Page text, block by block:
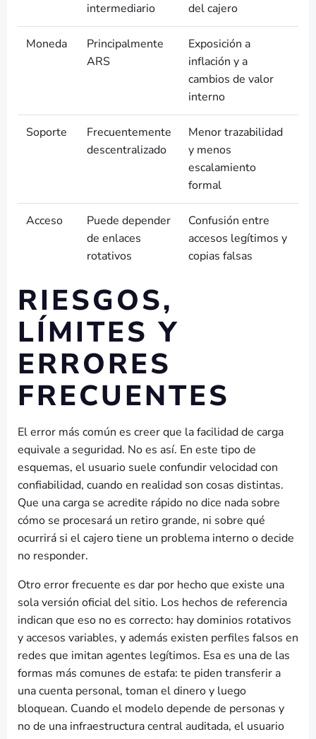
intermediario
del cajero
Moneda
Principalmente
ARS
Exposición a
inflación y a
cambios de valor
interno
Soporte
Frecuentemente
descentralizado
Menor trazabilidad
y menos
escalamiento
formal
Acceso
Puede depender
de enlaces
rotativos
Confusión entre
accesos legítimos y
copias falsas
RIESGOS,
LÍMITES Y
ERRORES
FRECUENTES
El error más común es creer que la facilidad de carga
equivale a seguridad. No es así. En este tipo de
esquemas, el usuario suele confundir velocidad con
confiabilidad, cuando en realidad son cosas distintas.
Que una carga se acredite rápido no dice nada sobre
cómo se procesará un retiro grande, ni sobre qué
ocurrirá si el cajero tiene un problema interno o decide
no responder.
Otro error frecuente es dar por hecho que existe una
sola versión oficial del sitio. Los hechos de referencia
indican que eso no es correcto: hay dominios rotativos
y accesos variables, y además existen perfiles falsos en
redes que imitan agentes legítimos. Esa es una de las
formas más comunes de estafa: te piden transferir a
una cuenta personal, toman el dinero y luego
bloquean. Cuando el modelo depende de personas y
no de una infraestructura central auditada, el usuario